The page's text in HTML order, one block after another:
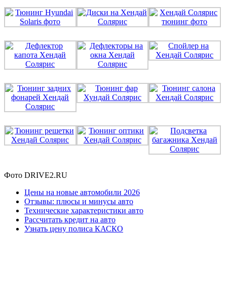
Фото DRIVE2.RU
Цены на новые автомобили 2026
Отзывы: плюсы и минусы авто
Технические характеристики авто
Рассчитать кредит на авто
Узнать цену полиса КАСКО